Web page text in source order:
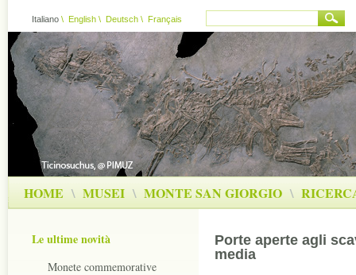
Italiano \ English \ Deutsch \ Français
HOME \ MUSEI \ MONTE SAN GIORGIO \
Le ultime novità
Monete commemorative
Porte aperte agli
media